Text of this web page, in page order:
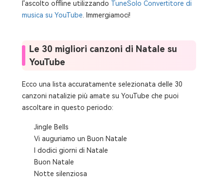
l'ascolto offline utilizzando TuneSolo Convertitore di
musica su YouTube . Immergiamoci!
Le 30 migliori canzoni di Natale su
YouTube
Ecco una lista accuratamente selezionata delle 30
canzoni natalizie più amate su YouTube che puoi
ascoltare in questo periodo:
Jingle Bells
Vi auguriamo un Buon Natale
I dodici giorni di Natale
Buon Natale
Notte silenziosa